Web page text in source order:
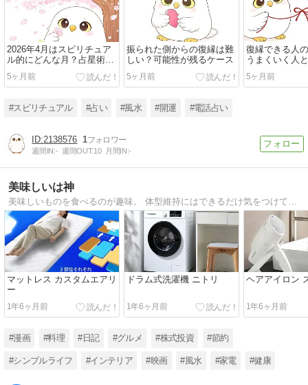
2026年4月はスピリチュア
ル的にどんな月？占星術と
数秘術で占う、運気を上げ
る行動
5ヶ月前
振られた側からの復縁は難
しい？可能性が残るケース
5ヶ月前
復縁できる人
うまくいく人
5ヶ月前
#スピリチュアル #占い #風水 #開運 #電話占い
2138576 1
週間IN:- 週間OUT:10 月間IN:-
美味しいは神
マットレス カスタムエアリ
ー
1年6ヶ月前
ドラム式洗濯機 ニトリ
1年6ヶ月前
ヘアアイロン
1年6ヶ月前
#漫画 #料理 #日記 #グルメ #株式投資 #節約
#シンプルライフ #インテリア #映画 #風水 #家電 #健康